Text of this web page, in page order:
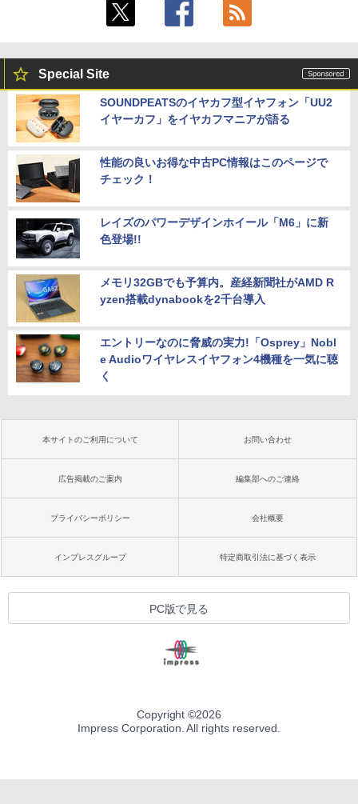
Special Site
SOUNDPEATSのイヤカフ型イヤフォン「UU2
イヤーカフ」をイヤカフマニアが語る
性能の良いお得な中古PC情報はこのページで
チェック！
レイズのパワーデザインホイール「M6」に新
色登場!!
メモリ32GBでも予算内。産経新聞社がAMD R
yzen搭載dynabookを2千台導入
エントリーなのに脅威の実力!「Osprey」Nobl
e Audioワイヤレスイヤフォン4機種を一気に聴
く
本サイトのご利用について お問い合わせ
広告掲載のご案内 編集部へのご連絡
プライバシーポリシー 会社概要
インプレスグループ 特定商取引法に基づく表示
PC版で見る
Copyright ©2026
Impress Corporation. All rights reserved.